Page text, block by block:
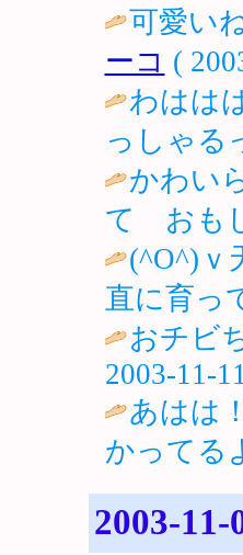
可愛い
ーコ (
わはは
っしゃる
かわい
て おも
(^O^)ｖ
直に育っ
おチビ
2003-11-
あはは
かってる
2003-